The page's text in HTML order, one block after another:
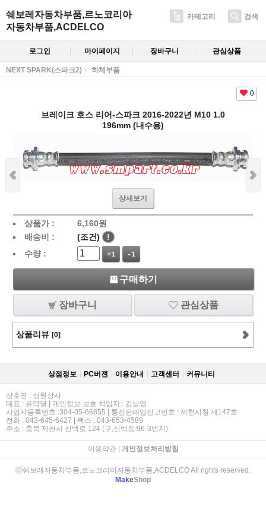
쉐보레자동차부품,르노코리아
자동차부품,ACDELCO
카테고리 검색
로그인 마이페이지 장바구니 관심상품
NEXT SPARK(스파크2) 하체부품
0
브레이크 호스 리어-스파크 2016-2022년 M10 1.0
196mm (내수용)
상세보기
상품가 : 6,160원
배송비 :
(조건)
!
수량 :
+1 -1
구매하기
장바구니 관심상품
상품리뷰 [0]
상점정보 PC버젼 이용안내 고객센터 커뮤니티
상호명 : 성원상사
대표 : 유덕열 | 개인정보 보호 책임자 : 김남영
사업자등록번호 :304-05-66855 | 통신판매업신고번호 : 제천시청 제147호
전화 : 043-645-6427 | 팩스 : 043-653-4589
주소 : 충북 제천시 신백로 124 (구,신백동 96-3번지)
이용약관| 개인정보처리방침
ⓒ쉐보레자동차부품,르노코리아자동차부품,ACDELCO All rights reserved.
MakeShop